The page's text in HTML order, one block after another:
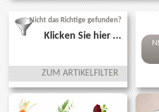
ZUM ARTIKELFILTER
Nicht das Richtige gefunden?
Klicken Sie hier ...